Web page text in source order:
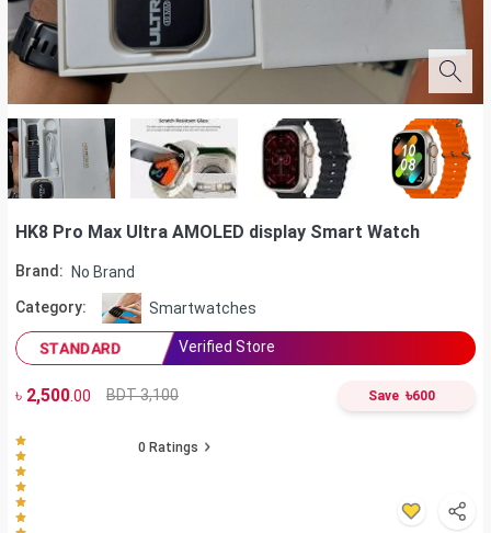
HK8 Pro Max Ultra AMOLED display Smart Watch
Brand: No Brand
Category: Smartwatches
STANDARD Verified Store
৳ 2,500.00 BDT 3,100 Save ৳600
0 Ratings